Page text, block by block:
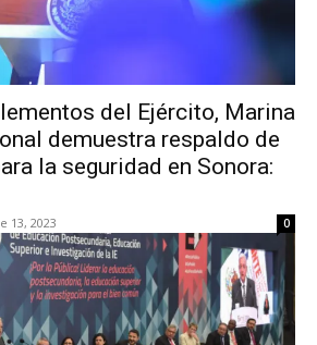
del Ejército, Marina
demuestra respaldo de
la seguridad en Sonora:
13, 2023 0